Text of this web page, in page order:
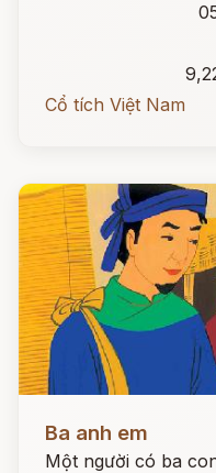
Cổ tích Việt Nam
Ba anh em
Một người có ba